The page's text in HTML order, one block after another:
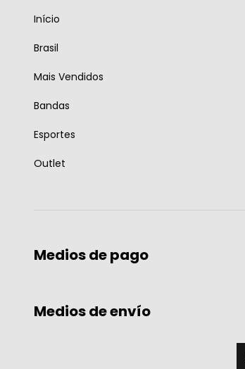
Início
Brasil
Mais Vendidos
Bandas
Esportes
Outlet
Medios de pago
Medios de envío